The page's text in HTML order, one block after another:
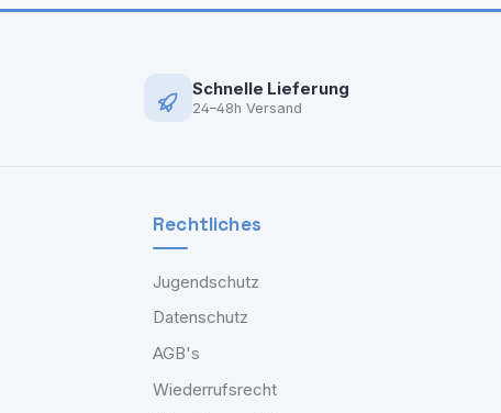
Schnelle Lieferung
24–48h Versand
Rechtliches
Jugendschutz
Datenschutz
AGB's
Wiederrufsrecht